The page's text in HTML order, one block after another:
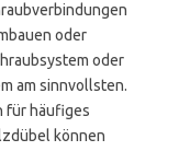
oder
oder
am sinnvollsten.
für häufiges
können